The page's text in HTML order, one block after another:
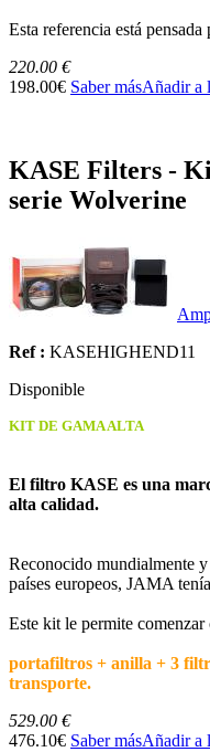
Esta referencia está
220.00 €
198.00€ Saber másAñadir a
KASE Filters -
serie Wolverine
Ref : KASEHIGHEND11
Disponible
KIT DE GAMA ALTA
El filtro KASE es una
alta calidad.
Reconocido mundialmente
países europeos, JAMA
Este kit le permite
portafiltros + anilla + 3
transporte.
529.00 €
476.10€ Saber másAñadir a